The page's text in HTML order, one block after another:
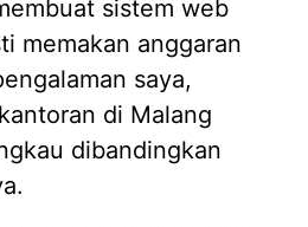
sistem web
memakan anggaran
saya,
di Malang
dibandingkan